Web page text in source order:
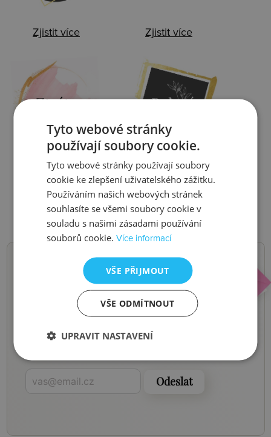
Zjistit více Zjistit více
Ztráta
Zjistit více
Balení
Zjistit více
NOVINKY,
SLEVY, AKCE
Buďte první, kdo se o nich dozví.
Odeslat
Tyto webové stránky
používají soubory cookie.
Tyto webové stránky používají soubory
cookie ke zlepšení uživatelského zážitku.
Používáním našich webových stránek
souhlasíte se všemi soubory cookie v
souladu s našimi zásadami používání
souborů cookie.Více informací
VŠE PŘIJMOUT
VŠE ODMÍTNOUT
UPRAVIT NASTAVENÍ